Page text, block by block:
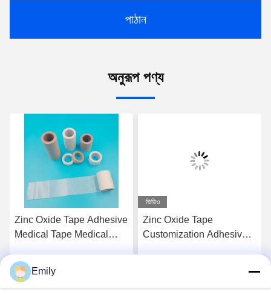
পাঠান
অনুরূপ পণ্য
Zinc Oxide Tape Adhesive
Medical Tape Medical
The Perfect Solution for
Construction Projects
ভিডিও
Zinc Oxide Tape
Customization Adhesive
Emily